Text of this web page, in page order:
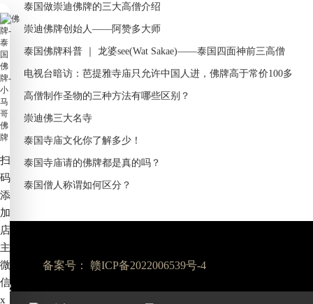
泰国做崇迪佛牌的三大高僧介绍
崇迪佛牌创始人——阿赞多大师
泰国佛牌科普 ｜ 龙婆see(Wat Sakae)——泰国四面神前三高僧
电视台暗访：芭提雅寺庙只允许中国人进，佛牌高于常价100多
倍！
高僧制作圣物的三种方法有哪些区别？
崇迪佛三大名寺
泰国寺庙文化你了解多少！
泰国寺庙请的佛牌都是真的吗？
泰国僧人称谓如何区分？
备案号： 赣ICP备2022006539号-4
扫
码
添
加
店
主
微
信
x